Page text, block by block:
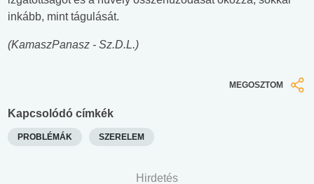
inkább, mint tágulását.
(KamaszPanasz - Sz.D.L.)
MEGOSZTOM
Kapcsolódó címkék
PROBLÉMÁK SZERELEM
Hirdetés